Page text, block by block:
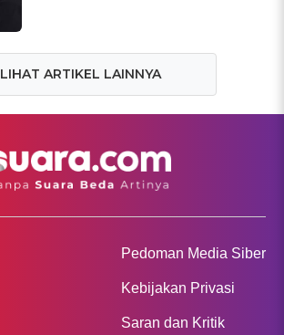
LIHAT ARTIKEL LAINNYA
Pedoman Media Siber
Kebijakan Privasi
Saran dan Kritik